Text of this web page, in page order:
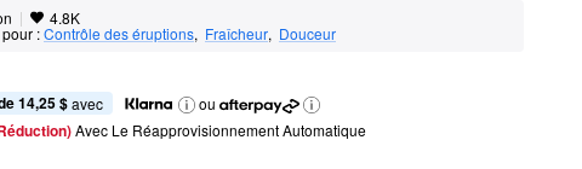
| 4.8K
:Contrôle des éruptions, Fraîcheur, Douceur
14,25 $ avec
ou
Avec Le Réapprovisionnement Automatique